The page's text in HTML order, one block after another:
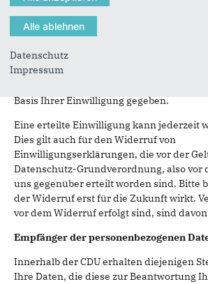
Ihnen erteilten Einwilligung.
Soweit Sie eine Einwilligung zur
Weitergabe von Daten an unsere
von Anfragen, Einladung zu
Basis Ihrer Einwilligung gegeben.
Eine erteilte Einwilligung kann jederzeit
Dies gilt auch für den Widerruf von
Einwilligungserklärungen, die vor der
Datenschutz-Grundverordnung, also vor
uns gegenüber erteilt worden sind. Bitte
der Widerruf erst für die Zukunft wirkt.
vor dem Widerruf erfolgt sind, sind
Empfänger der personenbezogenen
Innerhalb der CDU erhalten diejenigen
Ihre Daten, die diese zur Beantwortung
Datenschutz
Impressum